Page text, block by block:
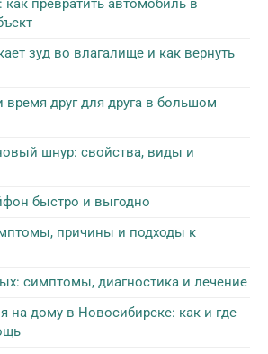
как превратить автомобиль в
зуд во влагалище и как вернуть
время друг для друга в большом
шнур: свойства, виды и
быстро и выгодно
причины и подходы к
симптомы, диагностика и лечение
на дому в Новосибирске: как и где